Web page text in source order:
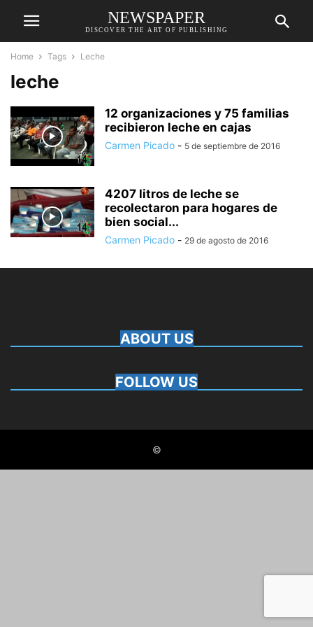
NEWSPAPER
DISCOVER THE ART OF PUBLISHING
Home Tags Leche
leche
12 organizaciones y 75 familias
recibieron leche en cajas
Carmen Picado - 5 de septiembre de 2016
4207 litros de leche se
recolectaron para hogares de
bien social...
Carmen Picado - 29 de agosto de 2016
ABOUT US
FOLLOW US
©